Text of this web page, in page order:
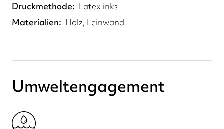
Druckmethode
Latex inks
Materialien
Holz, Leinwand
Umweltengagement